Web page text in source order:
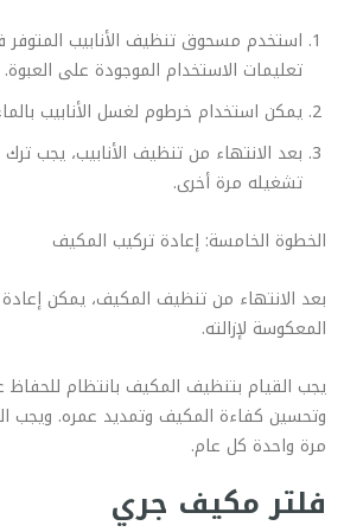
استخدم مسحوق تنظيف الأنابيب المتوفر
تعليمات الاستخدام الموجودة على العبوة.
يمكن استخدام خرطوم لغسل الأنابيب
بعد الانتهاء من تنظيف الأنابيب، يجب
تشغيله مرة أخرى.
الخطوة الخامسة: إعادة تركيب المكيف
بعد الانتهاء من تنظيف المكيف، يمكن إعادة
المعكوسة لإزالته.
يجب القيام بتنظيف المكيف بانتظام
وتحسين كفاءة المكيف وتمديد عمره. ويجب
مرة واحدة كل عام.
فلتر مكيف جري